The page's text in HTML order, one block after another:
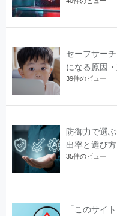
セーフサー
になる原因
39件のビュー
防御力で選
出率と選び方
35件のビュー
「このサイ